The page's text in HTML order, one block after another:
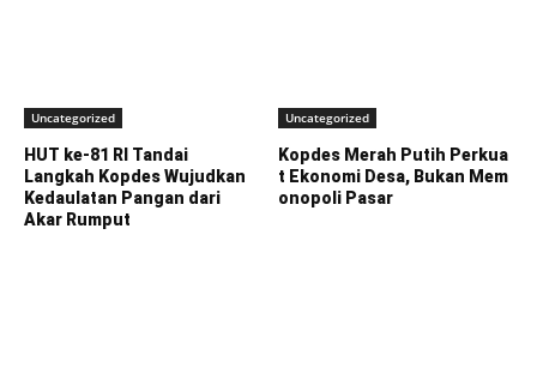
Uncategorized
HUT ke-81 RI Tandai
Langkah Kopdes Wujudkan
Kedaulatan Pangan dari
Akar Rumput
Uncategorized
Kopdes Merah Putih Perkua
t Ekonomi Desa, Bukan Mem
onopoli Pasar